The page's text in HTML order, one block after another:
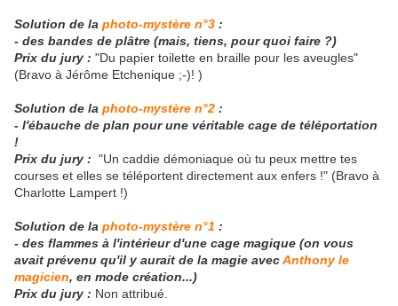
Solution de la photo-mystère n°3 :
- des bandes de plâtre (mais, tiens, pour quoi faire ?)
Prix du jury : "Du papier toilette en braille pour les aveugles"
(Bravo à Jérôme Etchenique ;-)! )
Solution de la photo-mystère n°2 :
- l'ébauche de plan pour une véritable cage de téléportation
!
Prix du jury : "Un caddie démoniaque où tu peux mettre tes
courses et elles se téléportent directement aux enfers !" (Bravo à
Charlotte Lampert !)
Solution de la photo-mystère n°1 :
- des flammes à l'intérieur d'une cage magique (on vous
avait prévenu qu'il y aurait de la magie avecAnthony le
magicien, en mode création...)
Prix du jury : Non attribué.